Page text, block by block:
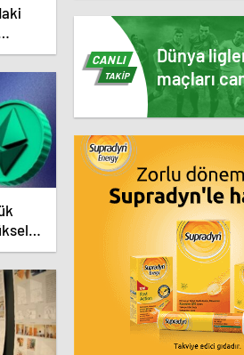
mi?
Dünya
maçları
CANLI
TAKİP